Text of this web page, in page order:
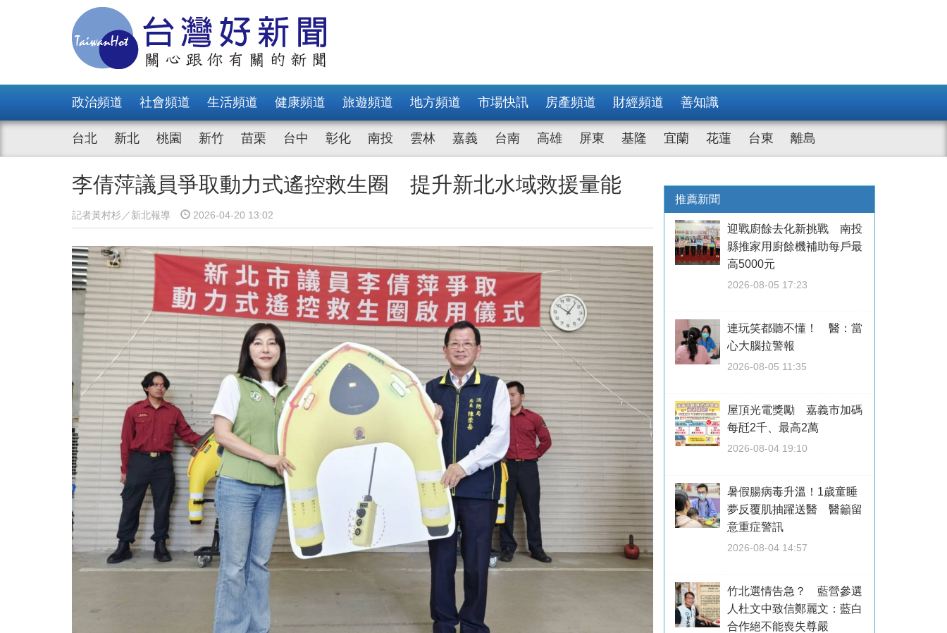
政治頻道 社會頻道 生活頻道 健康頻道 旅遊頻道 地方頻道 市場快訊 房產頻道 財經頻道 善知識
台北 新北 桃園 新竹 苗栗 台中 彰化 南投 雲林 嘉義 台南 高雄 屏東 基隆 宜蘭 花蓮 台東 離島
李倩萍議員爭取動力式遙控救生圈 提升新北水域救援量能
記者黃村杉／新北報導 2026-04-20 13:02
推薦新聞
迎戰廚餘去化新挑戰 南投
縣推家用廚餘機補助每戶最
高5000元
2026-08-05 17:23
連玩笑都聽不懂！ 醫：當
心大腦拉警報
2026-08-05 11:35
屋頂光電獎勵 嘉義市加碼
每瓩2千、最高2萬
2026-08-04 19:10
暑假腸病毒升溫！1歲童睡
夢反覆肌抽躍送醫 醫籲留
意重症警訊
2026-08-04 14:57
竹北選情告急？ 藍營參選
人杜文中致信鄭麗文：藍白
合作絕不能喪失尊嚴